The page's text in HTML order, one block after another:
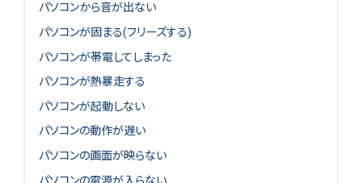
パソコンから音が出ない
パソコンが固まる(フリーズする)
パソコンが帯電してしまった
パソコンが熱暴走する
パソコンが起動しない
パソコンの動作が遅い
パソコンの画面が映らない
パソコンの電源が入らない